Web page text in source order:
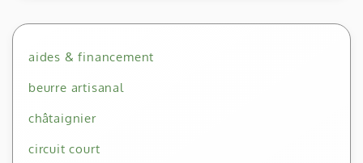
aides & financement
beurre artisanal
châtaignier
circuit court